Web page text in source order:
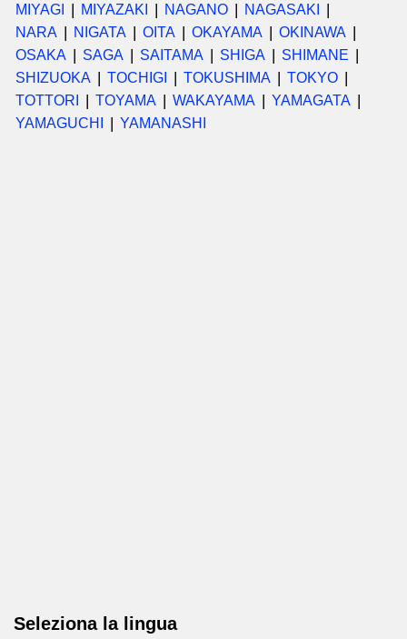
MIYAGI
MIYAZAKI NAGANO
NAGASAKI
NARA
NIGATA OITA OKAYAMA
OKINAWA
OSAKA
SAGA SAITAMA SHIGA
SHIMANE
SHIZUOKA
TOCHIGI TOKUSHIMA
TOKYO
TOTTORI
TOYAMA WAKAYAMA
YAMAGATA
YAMAGUCHI
YAMANASHI
Seleziona la lingua